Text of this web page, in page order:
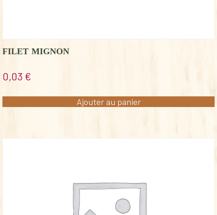
FILET MIGNON
0,03 €
Ajouter au panier